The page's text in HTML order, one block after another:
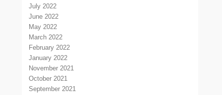
July 2022
June 2022
May 2022
March 2022
February 2022
January 2022
November 2021
October 2021
September 2021